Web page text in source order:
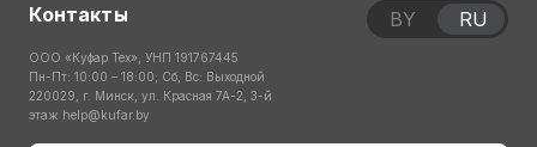
Контакты
ООО «Куфар Тех», УНП 191767445
Пн-Пт: 10:00 – 18:00; Сб, Вс: Выходной
220029, г. Минск, ул. Красная 7А-2, 3-й
этаж help@kufar.by
BY RU